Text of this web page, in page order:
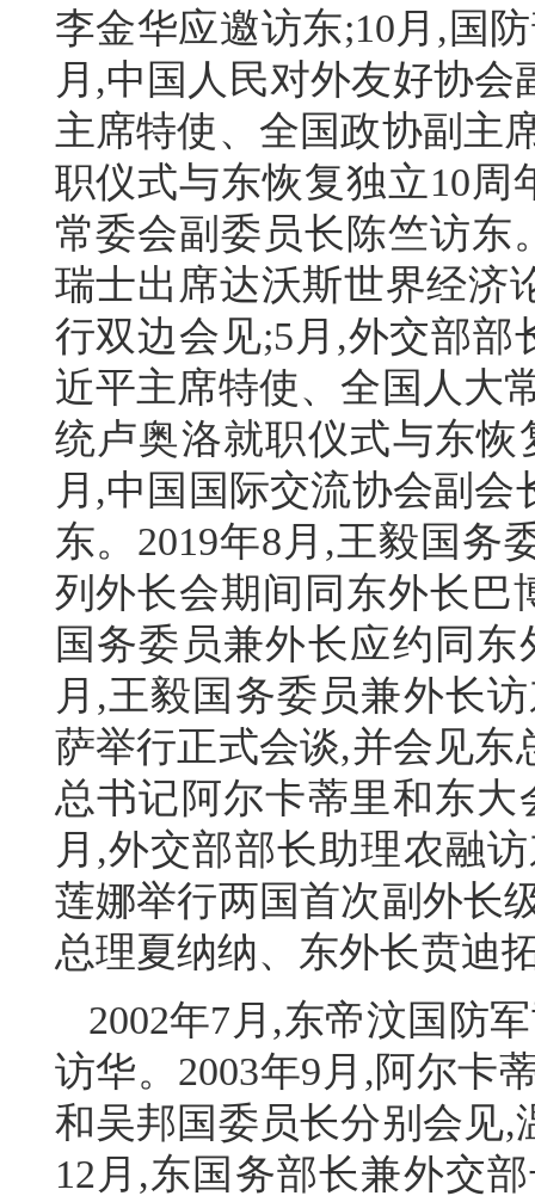
李金华应邀访东;10月,国
月,中国人民对外友好协
主席特使、全国政协副主
职仪式与东恢复独立10周
常委会副委员长陈竺访东
瑞士出席达沃斯世界经济
行双边会见;5月,外交部部
近平主席特使、全国人大
统卢奥洛就职仪式与东恢
月,中国国际交流协会副
东。2019年8月,王毅国务
列外长会期间同东外长巴
国务委员兼外长应约同
月,王毅国务委员兼外长
萨举行正式会谈,并会见
总书记阿尔卡蒂里和东大
月,外交部部长助理农融
莲娜举行两国首次副外长
总理夏纳纳、东外长贲迪
2002年7月,东帝汶国防
访华。2003年9月,阿尔卡
和吴邦国委员长分别会见,
12月,东国务部长兼外交